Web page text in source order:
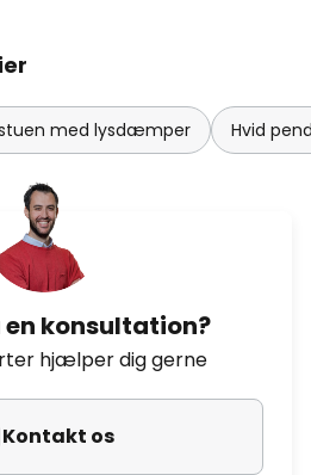
med lysdæmper Hvid
konsultation?
hjælper dig gerne
Kontakt os